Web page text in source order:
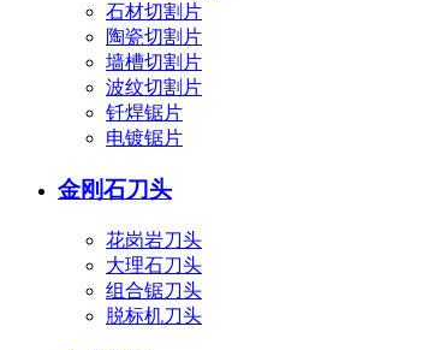
石材切割片
陶瓷切割片
墙槽切割片
波纹切割片
钎焊锯片
电镀锯片
金刚石刀头
花岗岩刀头
大理石刀头
组合锯刀头
脱标机刀头